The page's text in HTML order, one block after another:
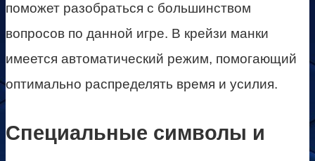
поможет разобраться с большинством
вопросов по данной игре. В крейзи манки
имеется автоматический режим, помогающий
оптимально распределять время и усилия.
Специальные символы и